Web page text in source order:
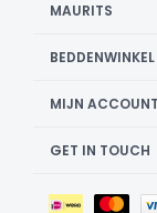
MAURITS
BEDDENWINKEL
MIJN ACCOUNT
GET IN TOUCH